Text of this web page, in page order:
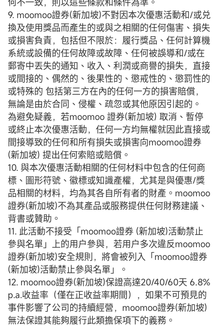
9. moomoo證券(新加坡)不對因本次優惠活動和/或兑
換及使用獎品而產生的或與之相關的任何傷害、損失
或損害負責，包括但不限於：履行獎品、任何計算機
系統或設備的任何故障或故障、任何被誤導和/或在
郵寄中丟失的通知、收入、利潤或商譽的損失，直接
或間接的、偶然的、後果性的、懲戒性的、懲罰性的
或特殊的 包括第三方在內的任何一方的損害賠償，
無論是由於合同、侵權、疏忽或其他原因引起的。
為避免疑義，若moomoo 證券(新加坡) 取消、暫停
或終止本次優惠活動，任何一方均無權就因此直接或
間接導致的任何和所有損失或損害向moomoo證券
(新加坡) 提出任何索賠或賠償。
10. 與本次優惠活動相關的任何材料中包含的任何商
標、圖形符號、徽標或知識產權，尤其是與優惠/獎
品相關的材料，均為其各自所有者的財產。moomoo
證券(新加坡)不為其產品或服務提供任何財務建議、
背書或贊助。
11. 此活動不接受「moomoo證券 (新加坡)活動禁止
參與名單」上的用户參與，若用户多次違反moomoo
證券(新加坡)安全規則，將會被列入「moomoo證券
(新加坡)活動禁止參與名單」。
12. moomoo證券(新加坡)保證高達20/40/60天 6.8%
p.a.收益率（僅在正收益率期間），如果不可預見的
事件影響了公司的持續經營，moomoo證券(新加坡)
無法保證其能夠履行此類擔保項下的義務。